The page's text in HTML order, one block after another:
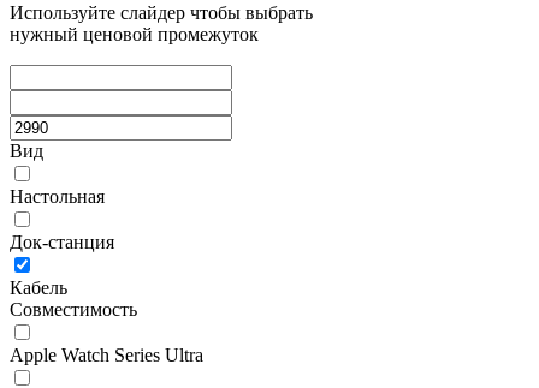
Используйте слайдер чтобы выбрать
нужный ценовой промежуток
Вид
Настольная
Док-станция
Кабель
Совместимость
Apple Watch Series Ultra